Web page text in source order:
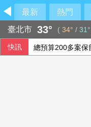
最新 熱門
臺北市 33° ( 34° / 31°
快訊 總預算200多案